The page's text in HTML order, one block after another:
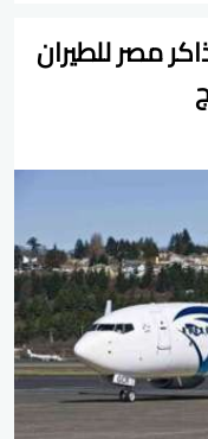
مصر للطيران